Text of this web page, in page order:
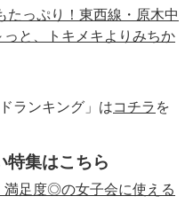
たっぷり！東西線・原木中
と、トキメキよりみちか
ランキング」はコチラを
集はこちら
足度◎の女子会に使える